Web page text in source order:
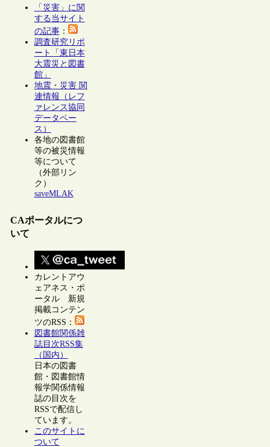
「災害」に関
する当サイト
の記事：
調査研究リポ
ート「東日本
大震災と図書
館」
地震・災害 関
連情報（レフ
ァレンス協同
データベー
ス）
各地の図書館
等の被災情報
等について
（外部リン
ク）
saveMLAK
CAポータルにつ
いて
カレントアウ
ェアネス・ポ
ータル 新規
掲載コンテン
ツのRSS：
図書館関係雑
誌目次RSS集
（国内）
日本の図書
館・図書館情
報学関係情報
誌の目次を
RSSで配信し
ています。
このサイトに
ついて